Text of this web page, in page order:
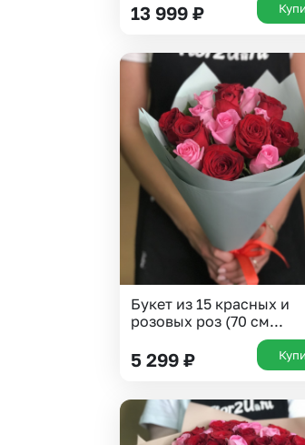
13 999 ₽
Букет из 15 красных и
розовых роз (70 см...
5 299 ₽